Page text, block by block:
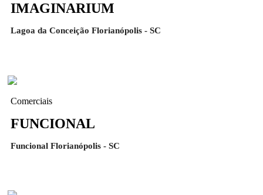
IMAGINARIUM
Lagoa da Conceição Florianópolis - SC
Comerciais
FUNCIONAL
Funcional Florianópolis - SC